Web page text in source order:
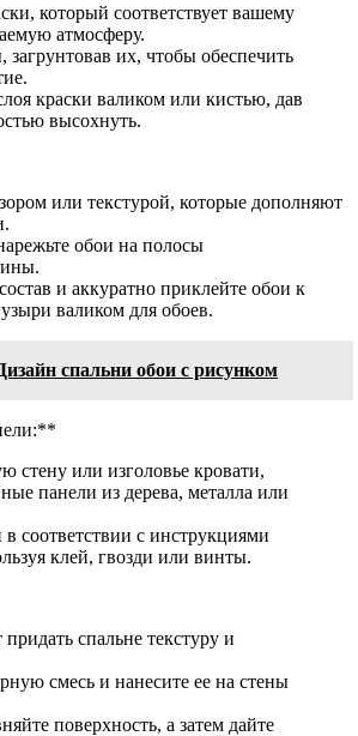
который соответствует вашему
атмосферу.
загрунтовав их, чтобы обеспечить
краски валиком или кистью, дав
высохнуть.
или текстурой, которые дополняют
обои на полосы
и аккуратно приклейте обои к
валиком для обоев.
спальни обои с рисунком
стену или изголовье кровати,
панели из дерева, металла или
соответствии с инструкциями
клей, гвозди или винты.
спальне текстуру и
смесь и нанесите ее на стены
поверхность, а затем дайте